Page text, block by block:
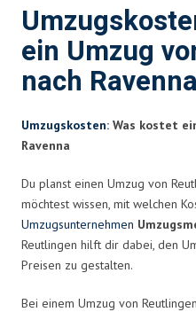
ein Umzug
nach Ravenna
Umzugskosten: Was kostet
Ravenna
Du planst einen Umzug von
möchtest wissen, mit welchen
Umzugsunternehmen
Reutlingen hilft dir dabei, den
Preisen zu gestalten.
Bei einem Umzug von